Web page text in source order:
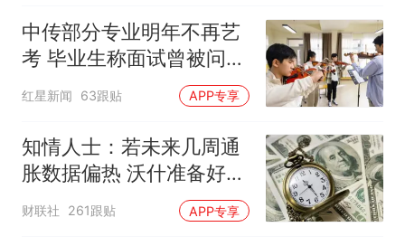
中传部分专业明年不再艺
考 毕业生称面试曾被问
“如何策划晚会” 专家：遏
红星新闻 63跟贴 APP专享
知情人士：若未来几周通
胀数据偏热 沃什准备好加
息
财联社 261跟贴 APP专享